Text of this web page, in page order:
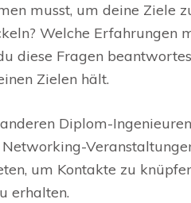
musst, um deine Ziele
Welche Erfahrungen
diese Fragen
Zielen hält.
Diplom-
um Kontakte zu
erhalten.